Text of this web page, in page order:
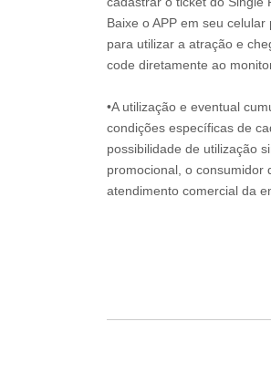
Baixe o APP em seu
para utilizar a atração e
code diretamente ao
•A utilização e eventual
condições específicas de
possibilidade de utilização
promocional, o consumidor
atendimento comercial da